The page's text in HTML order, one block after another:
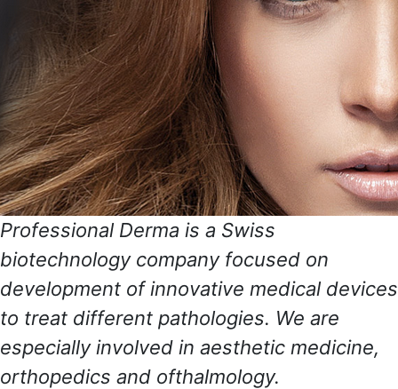
Professional Derma is a Swiss
biotechnology company focused on
development of innovative medical devices
to treat different pathologies. We are
especially involved in aesthetic medicine,
orthopedics and ofthalmology.